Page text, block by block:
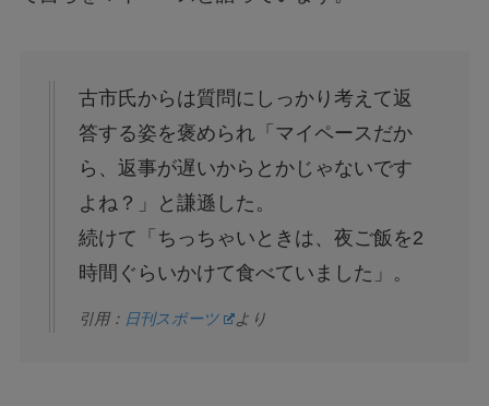
古市氏からは質問にしっかり考えて返
答する姿を褒められ「マイペースだか
ら、返事が遅いからとかじゃないです
よね？」と謙遜した。
続けて「ちっちゃいときは、夜ご飯を2
時間ぐらいかけて食べていました」。
引用： 日刊スポーツ より